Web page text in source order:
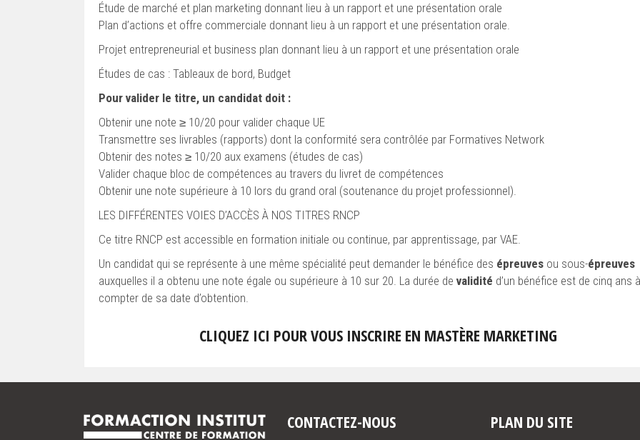
Étude de marché et plan marketing donnant lieu à un rapport et une présentation orale
Plan d’actions et offre commerciale donnant lieu à un rapport et une présentation orale.
Projet entrepreneurial et business plan donnant lieu à un rapport et une présentation orale
Études de cas : Tableaux de bord, Budget
Pour valider le titre, un candidat doit :
Obtenir une note ≥ 10/20 pour valider chaque UE
Transmettre ses livrables (rapports) dont la conformité sera contrôlée par Formatives Network
Obtenir des notes ≥ 10/20 aux examens (études de cas)
Valider chaque bloc de compétences au travers du livret de compétences
Obtenir une note supérieure à 10 lors du grand oral (soutenance du projet professionnel).
LES DIFFÉRENTES VOIES D’ACCÈS À NOS TITRES RNCP
Ce titre RNCP est accessible en formation initiale ou continue, par apprentissage, par VAE.
Un candidat qui se représente à une même spécialité peut demander le bénéfice des épreuves ou sous-épreuves
auxquelles il a obtenu une note égale ou supérieure à 10 sur 20. La durée de validité d’un bénéfice est de cinq ans à
compter de sa date d’obtention.
CLIQUEZ ICI POUR VOUS INSCRIRE EN MASTÈRE MARKETING
CONTACTEZ-NOUS PLAN DU SITE